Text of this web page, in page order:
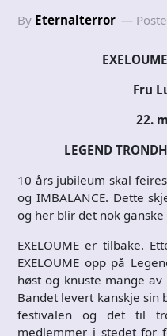
By Eternalterror
Fru
22.
LEGEND
10 års jubileum skal
og IMBALANCE. Dette
og her blir det nok
EXELOUME er tilbake.
EXELOUME opp på
høst og knuste mange
Bandet levert kanskje sin
festivalen og det til
medlemmer i stedet for